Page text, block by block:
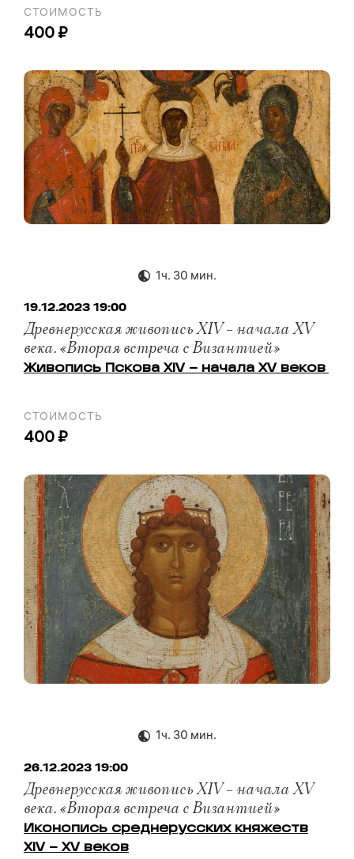
СТОИМОСТЬ
400 ₽
1ч. 30 мин.
19.12.2023 19:00
Древнерусская живопись XIV – начала XV
века. «Вторая встреча с Византией»
Живопись Пскова XIV – начала XV веков
СТОИМОСТЬ
400 ₽
1ч. 30 мин.
26.12.2023 19:00
Древнерусская живопись XIV – начала XV
века. «Вторая встреча с Византией»
Иконопись среднерусских княжеств
XIV – XV веков